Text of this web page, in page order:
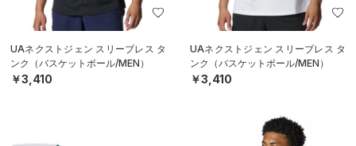
UAネクストジェン スリーブレス タ
ンク（バスケットボール/MEN）
￥3,410
UAネクストジェン スリーブレス タ
ンク（バスケットボール/MEN）
￥3,410